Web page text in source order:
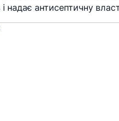
і надає антисептичну